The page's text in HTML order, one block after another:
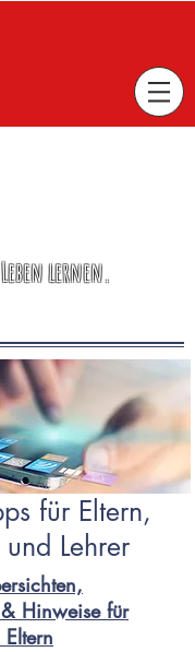
lernen.
für Eltern,
Lehrer
Hinweise für